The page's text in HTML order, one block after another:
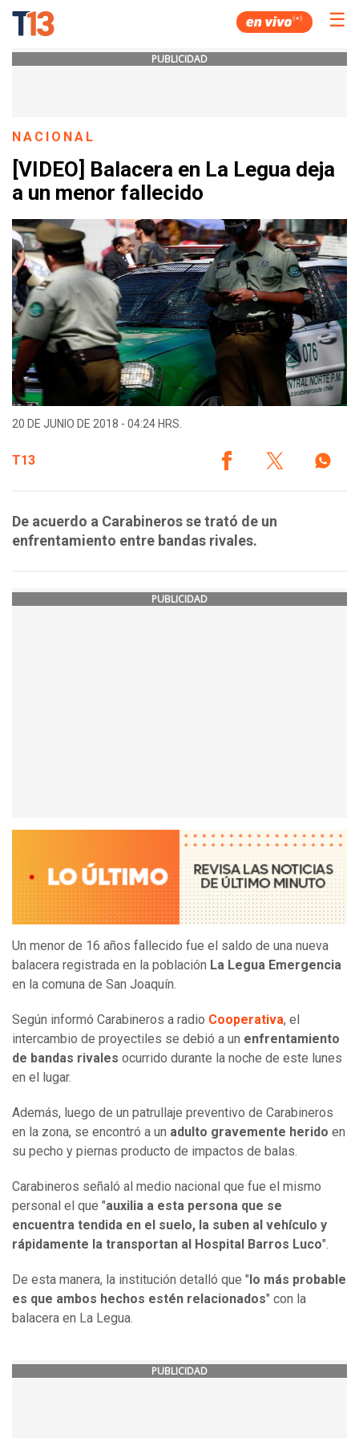
☰
PUBLICIDAD
NACIONAL
[VIDEO] Balacera en La Legua deja
a un menor fallecido
20 DE JUNIO DE 2018 - 04:24 HRS.
T13
De acuerdo a Carabineros se trató de un
enfrentamiento entre bandas rivales.
PUBLICIDAD
Un menor de 16 años fallecido fue el saldo de una nueva
balacera registrada en la población La Legua Emergencia
en la comuna de San Joaquín.
Según informó Carabineros a radio Cooperativa, el
intercambio de proyectiles se debió a un enfrentamiento
de bandas rivales ocurrido durante la noche de este lunes
en el lugar.
Además, luego de un patrullaje preventivo de Carabineros
en la zona, se encontró a un adulto gravemente herido en
su pecho y piernas producto de impactos de balas.
Carabineros señaló al medio nacional que fue el mismo
personal el que "auxilia a esta persona que se
encuentra tendida en el suelo, la suben al vehículo y
rápidamente la transportan al Hospital Barros Luco".
De esta manera, la institución detalló que " lo más probable
es que ambos hechos estén relacionados" con la
balacera en La Legua.
PUBLICIDAD